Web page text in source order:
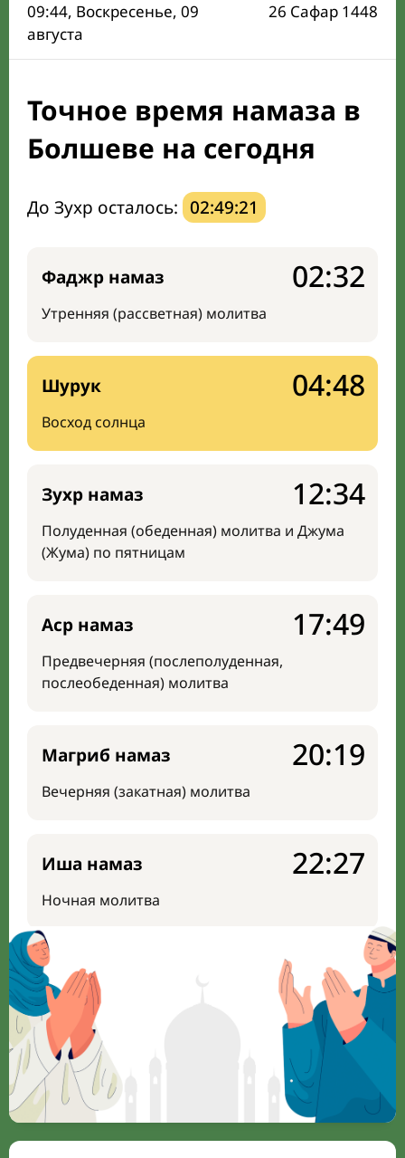
Время Сухура и Ифтара на сегодня
Календарь рамадана
Направление киблы
09:44, Воскресенье, 09
августа
26 Сафар 1448
Точное время намаза в
Болшеве на сегодня
До Зухр осталось: 02:49:20
Фаджр намаз
Утренняя (рассветная) молитва
02:32
Шурук
Восход солнца
04:48
Зухр намаз
Полуденная (обеденная) молитва и Джума
(Жума) по пятницам
12:34
Аср намаз
Предвечерняя (послеполуденная,
послеобеденная) молитва
17:49
Магриб намаз
Вечерняя (закатная) молитва
20:19
Иша намаз
Ночная молитва
22:27